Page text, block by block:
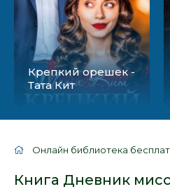
Крепкий орешек -
Тата Кит
Онлайн библиотека
Книга Дневник